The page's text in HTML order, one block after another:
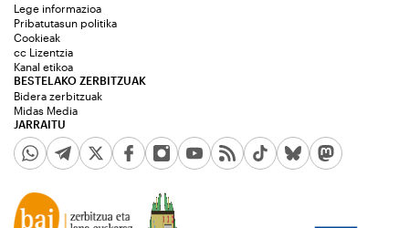
JARRAITU
Lege informazioa
Pribatutasun politika
Cookieak
cc Lizentzia
Kanal etikoa
BESTELAKO ZERBITZUAK
Bidera zerbitzuak
Midas Media